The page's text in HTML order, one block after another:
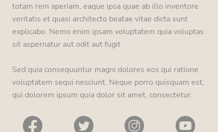
totam rem aperiam, eaque ipsa quae ab illo inventore
veritatis et quasi architecto beatae vitae dicta sunt
explicabo. Nemo enim ipsam voluptatem quia voluptas
sit aspernatur aut odit aut fugit
Sed quia consequuntur magni dolores eos qui ratione
voluptatem sequi nesciunt. Neque porro quisquam est,
qui dolorem ipsum quia dolor sit amet, consectetur.